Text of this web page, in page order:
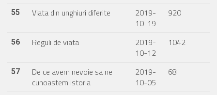
55 Viata din unghiuri diferite
2019-
10-19
920
56 Reguli de viata
2019-
10-12
1042
57
De ce avem nevoie sa ne
cunoastem istoria
2019-
10-05
68